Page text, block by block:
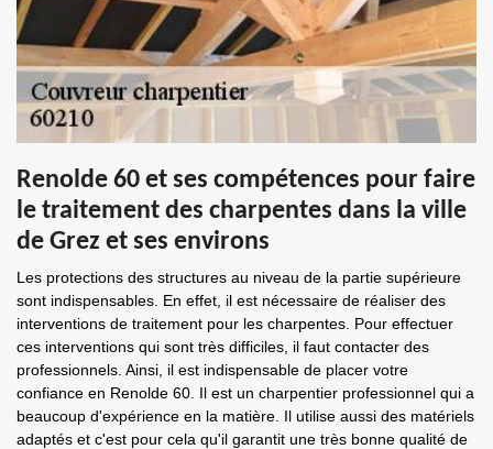
Renolde 60 et ses compétences pour faire
le traitement des charpentes dans la ville
de Grez et ses environs
Les protections des structures au niveau de la partie supérieure
sont indispensables. En effet, il est nécessaire de réaliser des
interventions de traitement pour les charpentes. Pour effectuer
ces interventions qui sont très difficiles, il faut contacter des
professionnels. Ainsi, il est indispensable de placer votre
confiance en Renolde 60. Il est un charpentier professionnel qui a
beaucoup d'expérience en la matière. Il utilise aussi des matériels
adaptés et c'est pour cela qu'il garantit une très bonne qualité de